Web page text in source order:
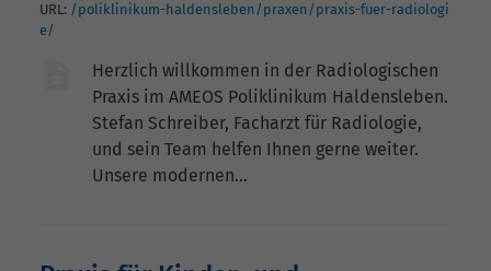
URL: /poliklinikum-haldensleben/praxen/praxis-fuer-radiologi
e/
Herzlich willkommen in der Radiologischen
Praxis im AMEOS Poliklinikum Haldensleben.
Stefan Schreiber, Facharzt für Radiologie,
und sein Team helfen Ihnen gerne weiter.
Unsere modernen…